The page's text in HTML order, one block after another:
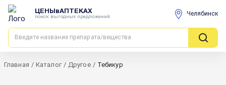
ЦЕНЫвАПТЕКАХ
поиск выгодных предложений Челябинск
Главная / Каталог / Другое / Тебикур